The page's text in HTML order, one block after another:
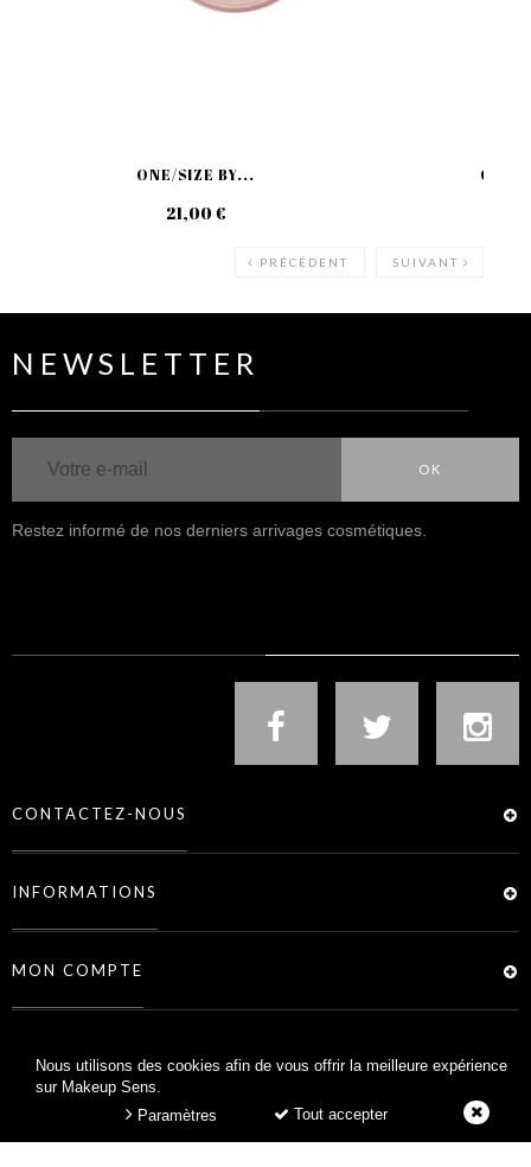
Nous utilisons des cookies afin de vous offrir la meilleure expérience
sur Makeup Sens.
Tout accepter
Paramètres
ONE/SIZE BY...
21,00 €
ONE/
PRÉCÉDENT SUIVANT
NEWSLETTER
OK
Restez informé de nos derniers arrivages cosmétiques.
CONTACTEZ-NOUS
INFORMATIONS
MON COMPTE